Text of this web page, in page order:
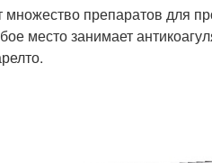
препаратов для
место занимает